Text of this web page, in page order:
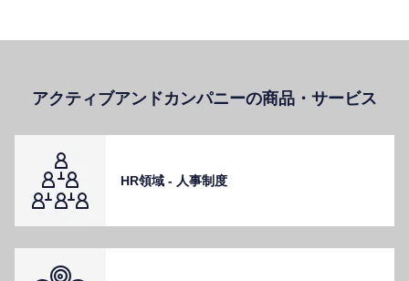
アクティブアンドカンパニーの商品・サービス
HR領域 - ⼈事制度